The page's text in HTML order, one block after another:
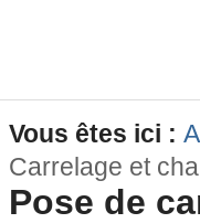
Vous êtes ici :
Carrelage et
Pose de